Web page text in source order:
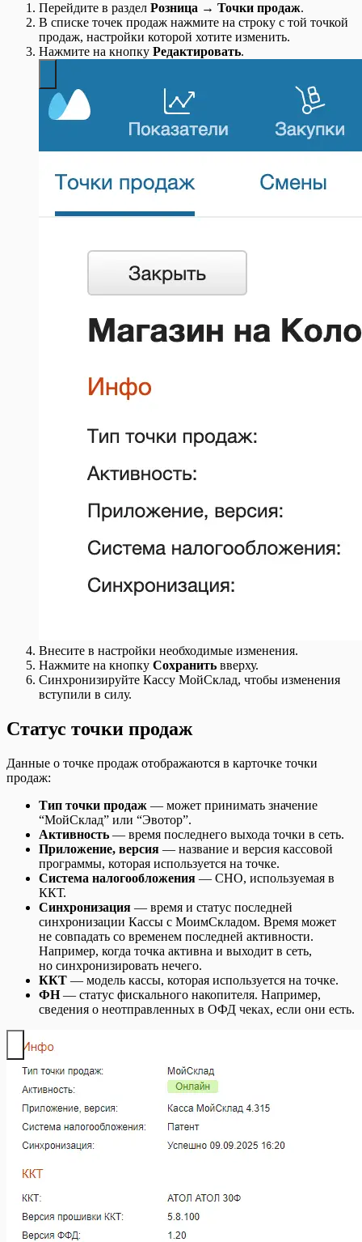
Перейдите в раздел Розница → Точки продаж.
В списке точек продаж нажмите на строку с той точкой
продаж, настройки которой хотите изменить.
Нажмите на кнопку Редактировать.
Внесите в настройки необходимые изменения.
Нажмите на кнопку Сохранить вверху.
Синхронизируйте Кассу МойСклад, чтобы изменения
вступили в силу.
Статус точки продаж
Данные о точке продаж отображаются в карточке точки
продаж:
Тип точки продаж — может принимать значение
“МойСклад” или “Эвотор”.
Активность — время последнего выхода точки в сеть.
Приложение, версия — название и версия кассовой
программы, которая используется на точке.
Система налогообложения — СНО, используемая в
ККТ.
Синхронизация — время и статус последней
синхронизации Кассы с МоимСкладом. Время может
не совпадать со временем последней активности.
Например, когда точка активна и выходит в сеть,
но синхронизировать нечего.
ККТ — модель кассы, которая используется на точке.
ФН— статус фискального накопителя. Например,
сведения о неотправленных в ОФД чеках, если они есть.